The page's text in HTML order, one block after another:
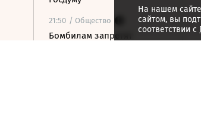
21:50 / Общество
Бомбилам запретят
На нашем
сайтом, вы
соответствии с